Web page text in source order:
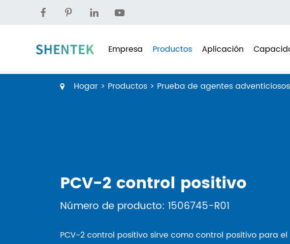
Empresa Productos Aplicación
Hogar Productos Prueba de agentes adventiciosos
PCV-2 control positivo
Número de producto: 1506745-R01
PCV-2 control positivo sirve como control positivo para el